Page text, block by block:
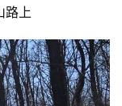
路上